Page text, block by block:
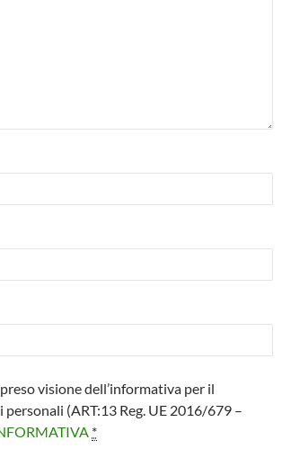
visione dell’informativa per il
(ART:13 Reg. UE 2016/679 –
*